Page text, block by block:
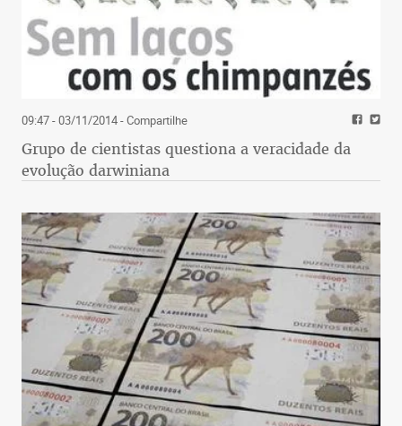
09:47 - 03/11/2014- Compartilhe
Grupo de cientistas questiona a veracidade da
evolução darwiniana